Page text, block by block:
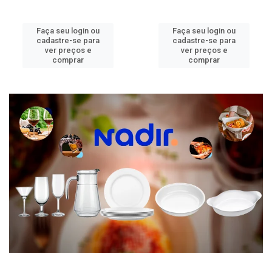
Faça seu login ou
cadastre-se para
ver preços e
comprar
Faça seu login ou
cadastre-se para
ver preços e
comprar